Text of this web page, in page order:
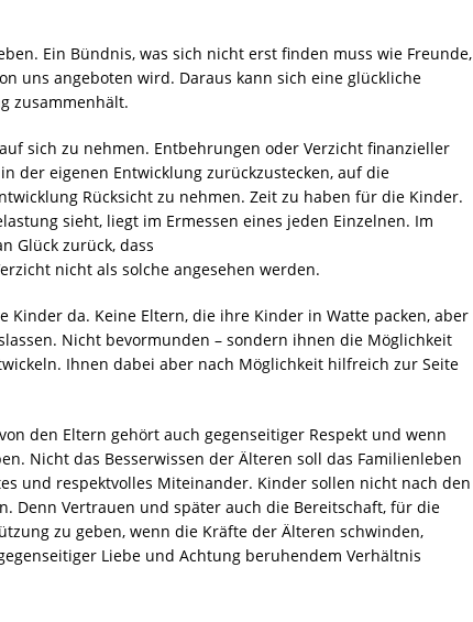
Ein Bündnis, was sich nicht erst finden muss wie Freunde,
uns angeboten wird. Daraus kann sich eine glückliche
zusammenhält.
sich zu nehmen. Entbehrungen oder Verzicht finanzieller
der eigenen Entwicklung zurückzustecken, auf die
Rücksicht zu nehmen. Zeit zu haben für die Kinder.
sieht, liegt im Ermessen eines jeden Einzelnen. Im
Glück zurück, dass
nicht als solche angesehen werden.
da. Keine Eltern, die ihre Kinder in Watte packen, aber
Nicht bevormunden – sondern ihnen die Möglichkeit
Ihnen dabei aber nach Möglichkeit hilfreich zur Seite
den Eltern gehört auch gegenseitiger Respekt und wenn
Nicht das Besserwissen der Älteren soll das Familienleben
und respektvolles Miteinander. Kinder sollen nicht nach den
Denn Vertrauen und später auch die Bereitschaft, für die
zu geben, wenn die Kräfte der Älteren schwinden,
Liebe und Achtung beruhendem Verhältnis